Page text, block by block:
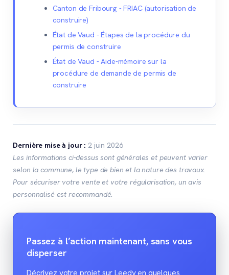
Canton de Fribourg - FRIAC (autorisation de
construire)
État de Vaud - Étapes de la procédure du
permis de construire
État de Vaud - Aide-mémoire sur la
procédure de demande de permis de
construire
Dernière mise à jour : 2 juin 2026
Les informations ci-dessus sont générales et peuvent varier
selon la commune, le type de bien et la nature des travaux.
Pour sécuriser votre vente et votre régularisation, un avis
personnalisé est recommandé.
Passez à l’action maintenant, sans vous
disperser
Décrivez votre projet sur Leedy en quelques